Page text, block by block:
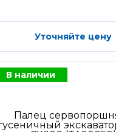
Уточняйте цену
В наличии